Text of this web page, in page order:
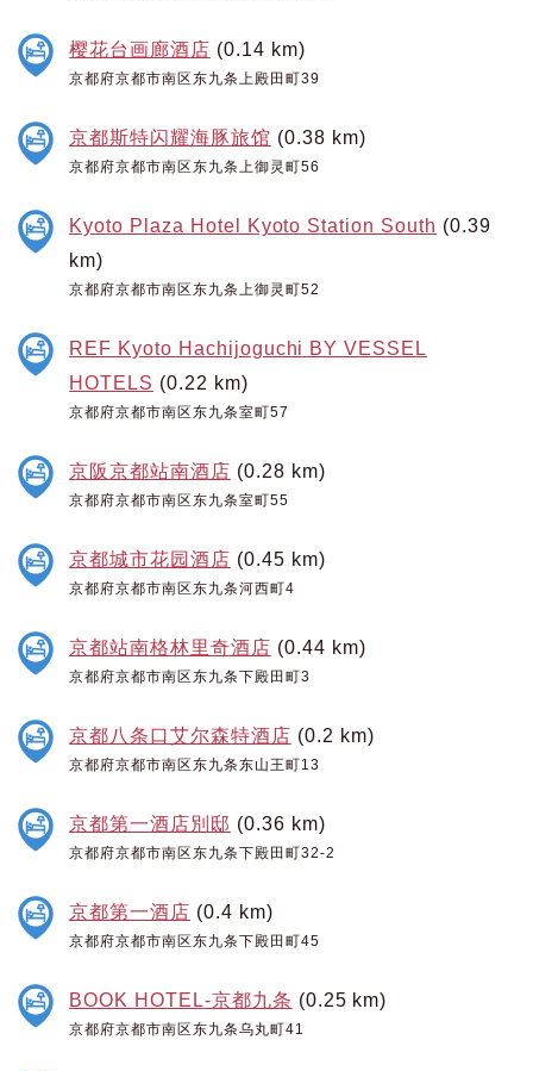
樱花台画廊酒店 (0.14 km)
京都府京都市南区东九条上殿田町39
京都斯特闪耀海豚旅馆 (0.38 km)
京都府京都市南区东九条上御灵町56
Kyoto Plaza Hotel Kyoto Station South (0.39
km)
京都府京都市南区东九条上御灵町52
REF Kyoto Hachijoguchi BY VESSEL
HOTELS (0.22 km)
京都府京都市南区东九条室町57
京阪京都站南酒店 (0.28 km)
京都府京都市南区东九条室町55
京都城市花园酒店 (0.45 km)
京都府京都市南区东九条河西町4
京都站南格林里奇酒店 (0.44 km)
京都府京都市南区东九条下殿田町3
京都八条口艾尔森特酒店 (0.2 km)
京都府京都市南区东九条东山王町13
京都第一酒店別邸 (0.36 km)
京都府京都市南区东九条下殿田町32-2
京都第一酒店 (0.4 km)
京都府京都市南区东九条下殿田町45
BOOK HOTEL-京都九条 (0.25 km)
京都府京都市南区东九条乌丸町41